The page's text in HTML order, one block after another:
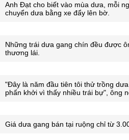
Anh Đạt cho biết vào mùa dưa, mỗi
chuyển dưa bằng xe đẩy lên bờ.
Những trái dưa gang chín đều được
thương lái.
"Đây là năm đầu tiên tôi thử trồng
phấn khởi vì thấy nhiều trái bự", ông
Giá dưa gang bán tại ruộng chỉ từ